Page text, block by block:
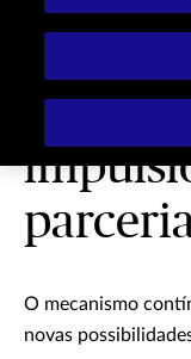
Chubb
O mecanismo
novas